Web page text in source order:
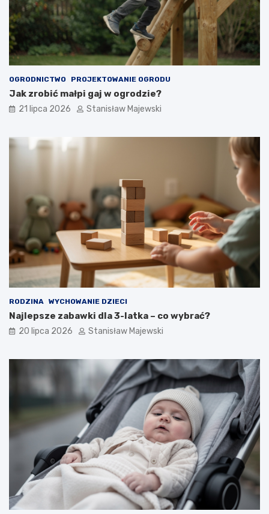
OGRODNICTWO PROJEKTOWANIE OGRODU
Jak zrobić małpi gaj w ogrodzie?
21 lipca 2026 Stanisław Majewski
RODZINA WYCHOWANIE DZIECI
Najlepsze zabawki dla 3-latka – co wybrać?
20 lipca 2026 Stanisław Majewski